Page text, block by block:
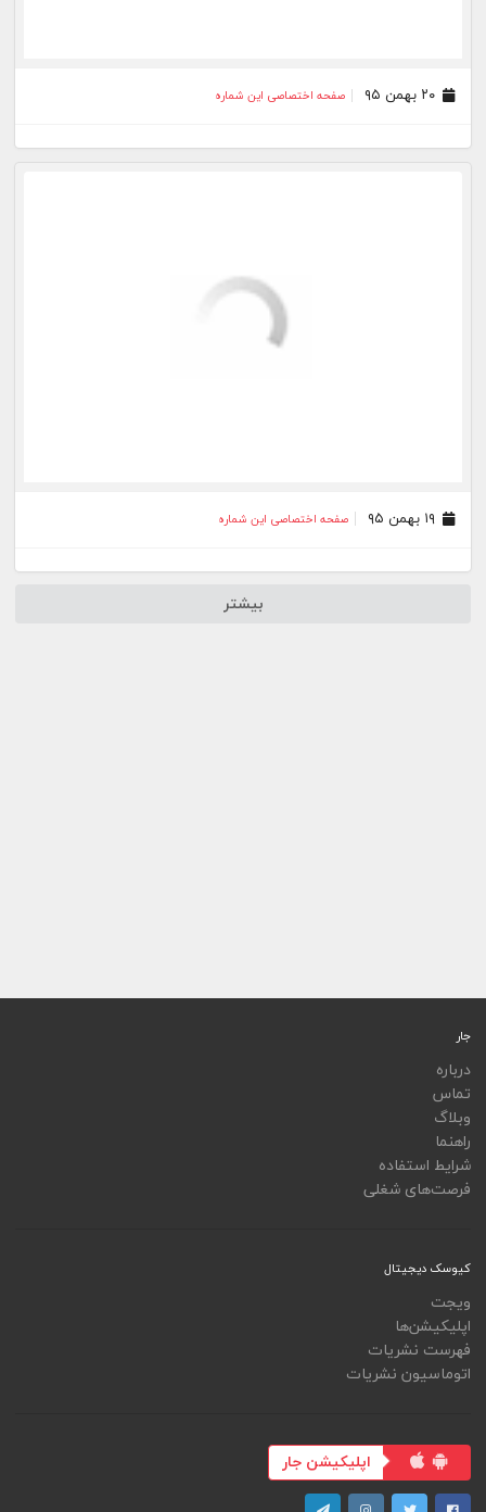
جار
درباره
تماس
وبلاگ
راهنما
شرایط استفاده
فرصت‌های شغلی
کیوسک دیجیتال
ویجت
اپلیکیشن‌ها
فهرست نشریات
اتوماسیون نشریات
اپلیکیشن جار